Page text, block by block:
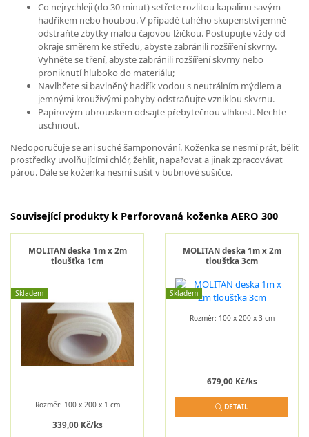
Co nejrychleji (do 30 minut) setřete rozlitou kapalinu savým
hadříkem nebo houbou. V případě tuhého skupenství jemně
odstraňte zbytky malou čajovou lžičkou. Postupujte vždy od
okraje směrem ke středu, abyste zabránili rozšíření skvrny.
Vyhněte se tření, abyste zabránili rozšíření skvrny nebo
proniknutí hluboko do materiálu;
Navlhčete si bavlněný hadřík vodou s neutrálním mýdlem a
jemnými krouživými pohyby odstraňujte vzniklou skvrnu.
Papírovým ubrouskem odsajte přebytečnou vlhkost. Nechte
uschnout.
Nedoporučuje se ani suché šamponování. Koženka se nesmí prát, bělit
prostředky uvolňujícími chlór, žehlit, napařovat a jinak zpracovávat
párou. Dále se koženka nesmí sušit v bubnové sušičce.
Související produkty k Perforovaná koženka AERO 300
MOLITAN deska 1m x 2m
tloušťka 1cm
Skladem
Rozměr: 100 x 200 x 1 cm
339,00 Kč/ks
MOLITAN deska 1m x 2m
tloušťka 3cm
Skladem
Rozměr: 100 x 200 x 3 cm
679,00 Kč/ks
DETAIL